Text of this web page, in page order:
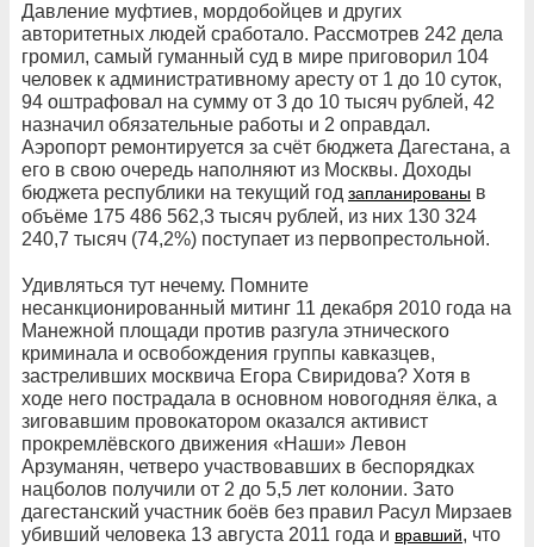
Давление муфтиев, мордобойцев и других
авторитетных людей сработало. Рассмотрев 242 дела
громил, самый гуманный суд в мире приговорил 104
человек к административному аресту от 1 до 10 суток,
94 оштрафовал на сумму от 3 до 10 тысяч рублей, 42
назначил обязательные работы и 2 оправдал.
Аэропорт ремонтируется за счёт бюджета Дагестана, а
его в свою очередь наполняют из Москвы. Доходы
бюджета республики на текущий год запланированы в
объёме 175 486 562,3 тысяч рублей, из них 130 324
240,7 тысяч (74,2%) поступает из первопрестольной.
Удивляться тут нечему. Помните
несанкционированный митинг 11 декабря 2010 года на
Манежной площади против разгула этнического
криминала и освобождения группы кавказцев,
застреливших москвича Егора Свиридова? Хотя в
ходе него пострадала в основном новогодняя ёлка, а
зиговавшим провокатором оказался активист
прокремлёвского движения «Наши» Левон
Арзуманян, четверо участвовавших в беспорядках
нацболов получили от 2 до 5,5 лет колонии. Зато
дагестанский участник боёв без правил Расул Мирзаев
убивший человека 13 августа 2011 года и вравший, что